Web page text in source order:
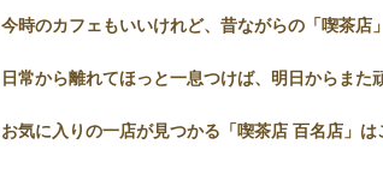
今時のカフェもいいけれど、昔ながらの「喫茶店
日常から離れてほっと一息つけば、明日からまた
お気に入りの一店が見つかる「喫茶店 百名店」は